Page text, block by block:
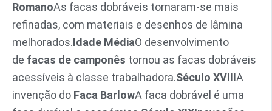
RomanoAs facas dobráveis tornaram-se mais
refinadas, com materiais e desenhos de lâmina
melhorados.Idade MédiaO desenvolvimento
de facas de camponês tornou as facas dobráveis
acessíveis à classe trabalhadora.Século XVIIIA
invenção do Faca BarlowA faca dobrável é uma